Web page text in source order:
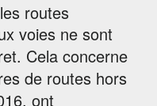
routes
voies ne sont
Cela concerne
de routes hors
ont